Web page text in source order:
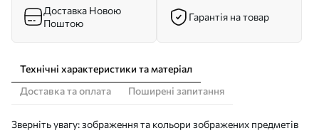
Доставка Новою
Поштою
Гарантія на товар
Технічні характеристики та матеріал
Доставка та оплата
Поширені запитання
Зверніть увагу: зображення та кольори зображених предметів